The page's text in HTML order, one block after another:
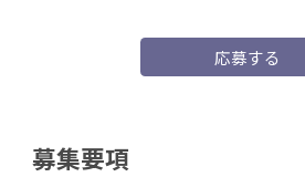
応募する
募集要項